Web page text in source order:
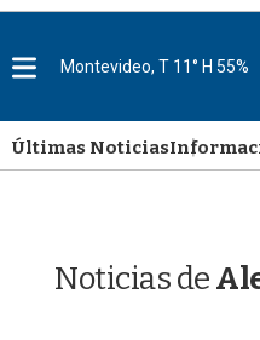
M
u
Montevideo, T 11° H 55%
Últimas Noticias
Noticias de